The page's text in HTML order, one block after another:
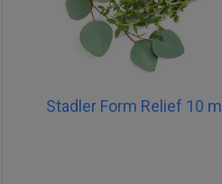
Stadler Form Relief 10 ml